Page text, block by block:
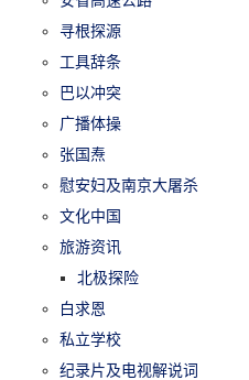
寻根探源
工具辞条
巴以冲突
广播体操
张国焘
慰安妇及南京大屠杀
文化中国
旅游资讯
北极探险
白求恩
私立学校
纪录片及电视解说词